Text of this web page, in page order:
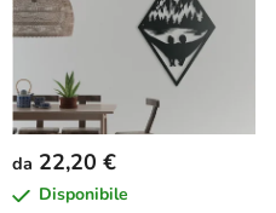
da 22,20 €
Disponibile